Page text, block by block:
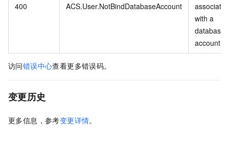
400 ACS.User.NotBindDatabaseAccount
associated
with a
database
account.
访问错误中心查看更多错误码。
变更历史
更多信息，参考变更详情。